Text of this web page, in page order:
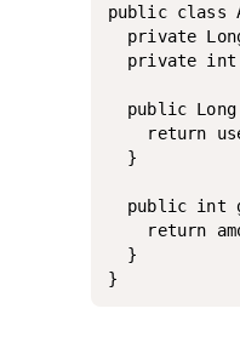
public class
private
private int
public
return
  }
public int
return
  }
}